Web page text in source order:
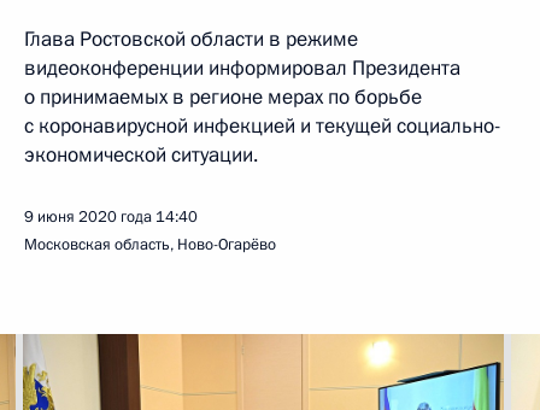
Глава Ростовской области в режиме
видеоконференции информировал Президента
о принимаемых в регионе мерах по борьбе
с коронавирусной инфекцией и текущей социально-
экономической ситуации.
9 июня 2020 года 14:40
Московская область, Ново-Огарёво